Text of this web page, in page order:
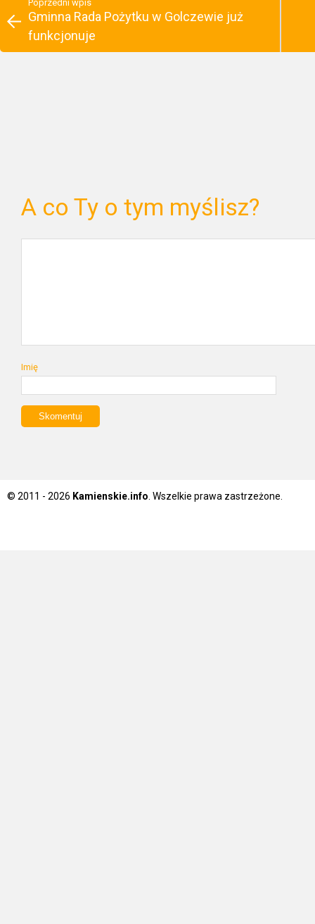
Poprzedni wpis
Gminna Rada Pożytku w Golczewie już
funkcjonuje
A co Ty o tym myślisz?
Imię
© 2011 - 2026 Kamienskie.info . Wszelkie prawa zastrzeżone.